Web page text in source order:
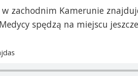
zachodnim Kamerunie
spędzą na miejscu